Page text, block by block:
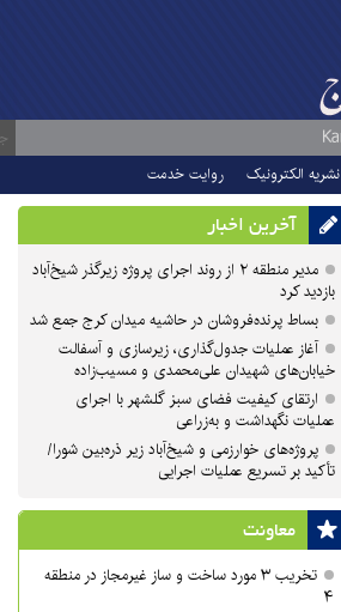
نشریه الکترونیک روایت خدمت
آخرین اخبار
مدیر منطقه ۲ از روند اجرای پروژه زیرگذر شیخ‌آباد
بازدید کرد
بساط پرنده‌فروشان در حاشیه میدان کرج جمع شد
آغاز عملیات جدول‌گذاری، زیرسازی و آسفالت
خیابان‌های شهیدان علی‌محمدی و مسیب‌زاده
ارتقای کیفیت فضای سبز گلشهر با اجرای
عملیات نگهداشت و به‌زراعی
پروژه‌های خوارزمی و شیخ‌آباد زیر ذره‌بین شورا/
تأکید بر تسریع عملیات اجرایی
معاونت
تخریب ۳ مورد ساخت و ساز غیرمجاز در منطقه
۴